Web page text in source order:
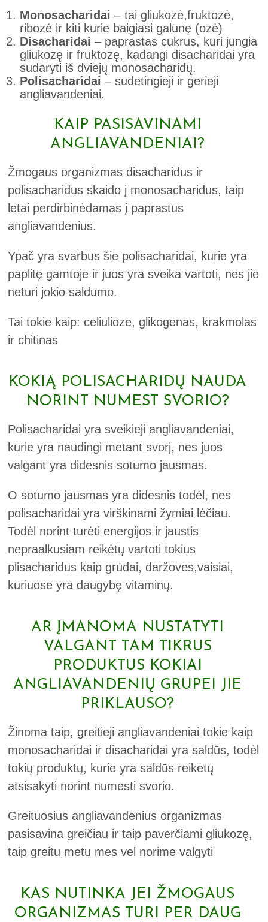
Monosacharidai – tai gliukozė,fruktozė,
ribozė ir kiti kurie baigiasi galūnę (ozė)
Disacharidai – paprastas cukrus, kuri jungia
gliukozę ir fruktozę, kadangi disacharidai yra
sudaryti iš dviejų monosacharidų.
Polisacharidai – sudetingieji ir gerieji
angliavandeniai.
KAIP PASISAVINAMI
ANGLIAVANDENIAI?
Žmogaus organizmas disacharidus ir
polisacharidus skaido į monosacharidus, taip
letai perdirbinėdamas į paprastus
angliavandenius.
Ypač yra svarbus šie polisacharidai, kurie yra
paplitę gamtoje ir juos yra sveika vartoti, nes jie
neturi jokio saldumo.
Tai tokie kaip: celiulioze, glikogenas, krakmolas
ir chitinas
KOKIĄ POLISACHARIDŲ NAUDA
NORINT NUMEST SVORIO?
Polisacharidai yra sveikieji angliavandeniai,
kurie yra naudingi metant svorį, nes juos
valgant yra didesnis sotumo jausmas.
O sotumo jausmas yra didesnis todėl, nes
polisacharidai yra virškinami žymiai lėčiau.
Todėl norint turėti energijos ir jaustis
nepraalkusiam reikėtų vartoti tokius
plisacharidus kaip grūdai, daržoves,vaisiai,
kuriuose yra daugybę vitaminų.
AR ĮMANOMA NUSTATYTI
VALGANT TAM TIKRUS
PRODUKTUS KOKIAI
ANGLIAVANDENIŲ GRUPEI JIE
PRIKLAUSO?
Žinoma taip, greitieji angliavandeniai tokie kaip
monosacharidai ir disacharidai yra saldūs, todėl
tokių produktų, kurie yra saldūs reikėtų
atsisakyti norint numesti svorio.
Greituosius angliavandenius organizmas
pasisavina greičiau ir taip paverčiami gliukozę,
taip greitu metu mes vel norime valgyti
KAS NUTINKA JEI ŽMOGAUS
ORGANIZMAS TURI PER DAUG